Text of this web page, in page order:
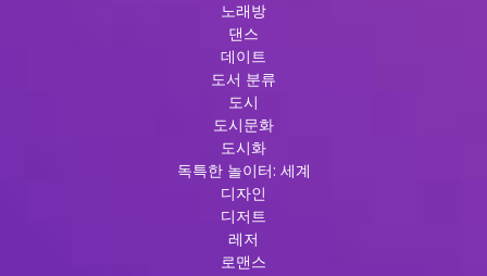
노래방
댄스
데이트
도서 분류
도시
도시문화
도시화
독특한 놀이터: 세계
디자인
디저트
레저
로맨스